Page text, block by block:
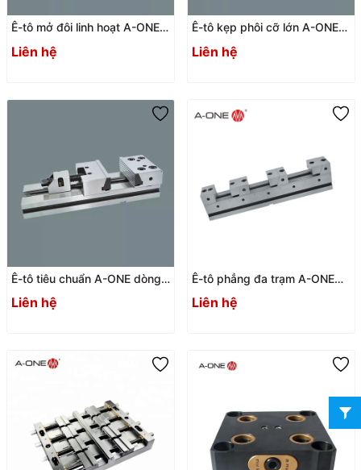
Ê-tô mở đôi linh hoạt A-ONE
Liên hệ
Ê-tô kẹp phôi cỡ lớn A-ONE
CNC
Liên hệ
Ê-tô tiêu chuẩn A-ONE dòng
3A.1
Liên hệ
Ê-tô phẳng đa trạm A-ONE
3A-110303 / 3A-110304
Liên hệ